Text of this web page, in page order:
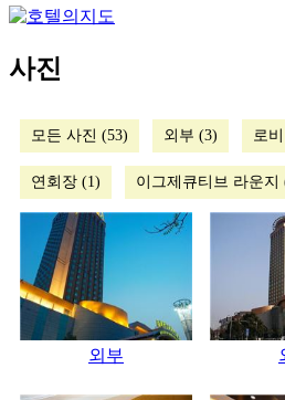
사진
모든 사진 (53) 외부 (3) 로
연회장 (1) 이그제큐티브 라운지
외부